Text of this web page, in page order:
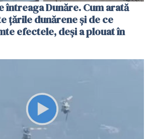
întreaga Dunăre. Cum arată
țările dunărene și de ce
efectele, deși a plouat în